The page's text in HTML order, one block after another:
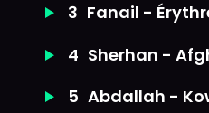
3 Fanail -
4 Sherhan -
5 Abdallah -